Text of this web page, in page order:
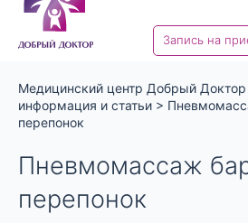
Запись на
Медицинский центр Добрый Доктор
информация и статьи >
перепонок
Пневмомассаж
перепонок